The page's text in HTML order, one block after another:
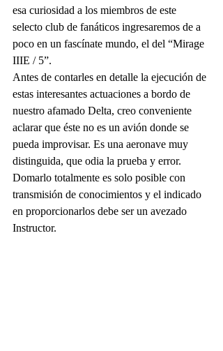
esa curiosidad a los miembros de este
selecto club de fanáticos ingresaremos de a
poco en un fascínate mundo, el del “Mirage
IIIE / 5”.
Antes de contarles en detalle la ejecución de
estas interesantes actuaciones a bordo de
nuestro afamado Delta, creo conveniente
aclarar que éste no es un avión donde se
pueda improvisar. Es una aeronave muy
distinguida, que odia la prueba y error.
Domarlo totalmente es solo posible con
transmisión de conocimientos y el indicado
en proporcionarlos debe ser un avezado
Instructor.